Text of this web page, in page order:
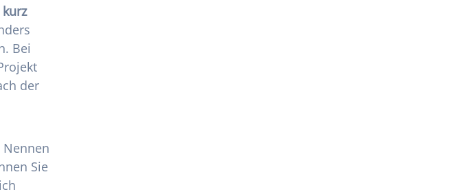
kurz
Bei
der
Sie